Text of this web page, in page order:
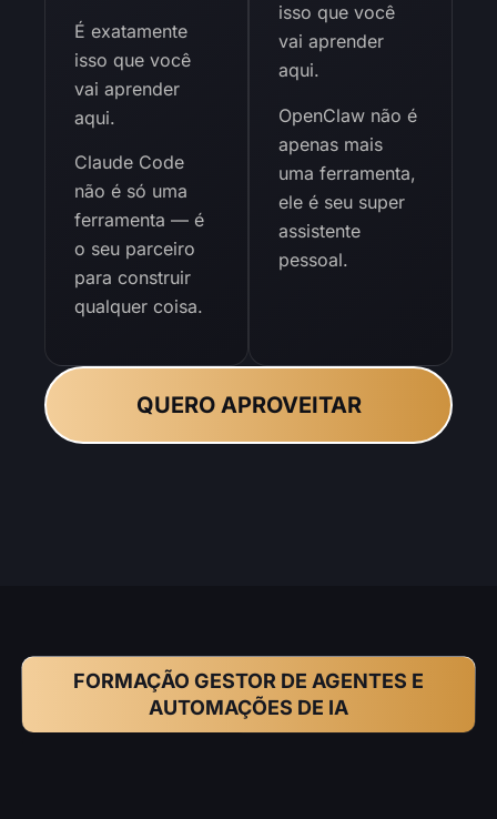
É exatamente
isso que você
vai aprender
aqui.
Claude Code
não é só uma
ferramenta — é
o seu parceiro
para construir
qualquer coisa.
isso que você
vai aprender
aqui.
OpenClaw não é
apenas mais
uma ferramenta,
ele é seu super
assistente
pessoal.
QUERO APROVEITAR
FORMAÇÃO GESTOR DE AGENTES E
AUTOMAÇÕES DE IA